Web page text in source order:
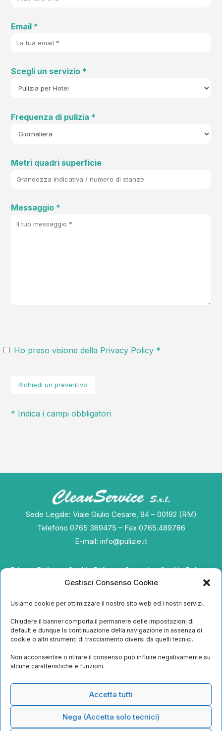
Gestisci Consenso Cookie
Usiamo cookie per ottimizzare il nostro sito web ed i nostri servizi.
Chiudere il banner comporta il permanere delle impostazioni di
default e dunque la continuazione della navigazione in assenza di
cookie o altri strumenti di tracciamento diversi da quelli tecnici.
Non acconsentire o ritirare il consenso può influire negativamente su
alcune caratteristiche e funzioni.
Accetta tutti
Nega (Accetta solo tecnici)
Email *
Scegli un servizio *
Frequenza di pulizia *
Metri quadri superficie
Messaggio *
Ho preso visione della Privacy Policy *
* Indica i campi obbligatori
Sede Legale: Viale Giulio Cesare, 94 – 00192 (RM)
Telefono 0765 389475 – Fax 0765.489786
E-mail: info@pulizie.it
Privacy Policy Cookie Policy Contatti Cookie Policy
Servizi
Outsourcing alberghiero
Sanificazioni ambientali
Lavori straordinari
Pulizie superfici